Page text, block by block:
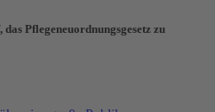
Pflegeneuordnungsgesetz zu